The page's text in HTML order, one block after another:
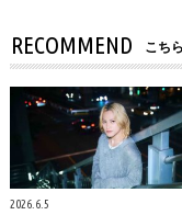
RECOMMEND こち
2026.6.5